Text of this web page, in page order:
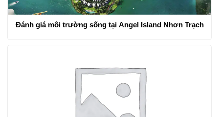
Đánh giá môi trường sống tại Angel Island Nhơn Trạch